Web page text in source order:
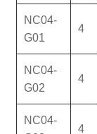
NC04-
G01
4
NC04-
G02
4
NC04-
4